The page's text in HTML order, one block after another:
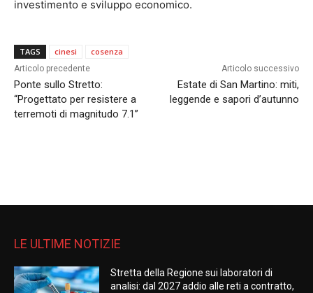
investimento e sviluppo economico.
TAGS cinesi cosenza
Articolo precedente
Ponte sullo Stretto:
“Progettato per resistere a
terremoti di magnitudo 7.1”
Articolo successivo
Estate di San Martino: miti,
leggende e sapori d’autunno
LE ULTIME NOTIZIE
Stretta della Regione sui laboratori di
analisi: dal 2027 addio alle reti a contratto,